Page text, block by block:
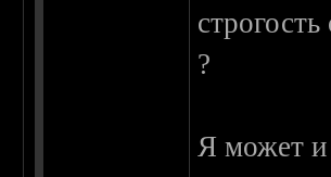
?
Я может и